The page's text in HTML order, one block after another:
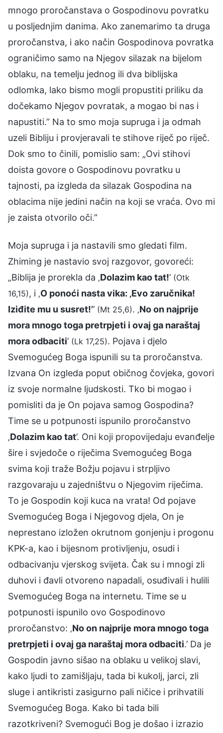
mnogo proročanstava o Gospodinovu povratku
u posljednjim danima. Ako zanemarimo ta druga
proročanstva, i ako način Gospodinova povratka
ograničimo samo na Njegov silazak na bijelom
oblaku, na temelju jednog ili dva biblijska
odlomka, lako bismo mogli propustiti priliku da
dočekamo Njegov povratak, a mogao bi nas i
napustiti.” Na to smo moja supruga i ja odmah
uzeli Bibliju i provjeravali te stihove riječ po riječ.
Dok smo to činili, pomislio sam: „Ovi stihovi
doista govore o Gospodinovu povratku u
tajnosti, pa izgleda da silazak Gospodina na
oblacima nije jedini način na koji se vraća. Ovo mi
je zaista otvorilo oči.”
Moja supruga i ja nastavili smo gledati film.
Zhiming je nastavio svoj razgovor, govoreći:
„Biblija je prorekla da ‚Dolazim kao tat!’ (Otk
16,15) , i ‚O ponoći nasta vika: ‚Evo zaručnika!
Iziđite mu u susret!’’ (Mt 25,6). ‚No on najprije
mora mnogo toga pretrpjeti i ovaj ga naraštaj
mora odbaciti’ (Lk 17,25). Pojava i djelo
Svemogućeg Boga ispunili su ta proročanstva.
Izvana On izgleda poput običnog čovjeka, govori
iz svoje normalne ljudskosti. Tko bi mogao i
pomisliti da je On pojava samog Gospodina?
Time se u potpunosti ispunilo proročanstvo
‚Dolazim kao tat’. Oni koji propovijedaju evanđelje
šire i svjedoče o riječima Svemogućeg Boga
svima koji traže Božju pojavu i strpljivo
razgovaraju u zajedništvu o Njegovim riječima.
To je Gospodin koji kuca na vrata! Od pojave
Svemogućeg Boga i Njegovog djela, On je
neprestano izložen okrutnom gonjenju i progonu
KPK-a, kao i bijesnom protivljenju, osudi i
odbacivanju vjerskog svijeta. Čak su i mnogi zli
duhovi i đavli otvoreno napadali, osuđivali i hulili
Svemogućeg Boga na internetu. Time se u
potpunosti ispunilo ovo Gospodinovo
proročanstvo: ‚No on najprije mora mnogo toga
pretrpjeti i ovaj ga naraštaj mora odbaciti.’ Da je
Gospodin javno sišao na oblaku u velikoj slavi,
kako ljudi to zamišljaju, tada bi kukolj, jarci, zli
sluge i antikristi zasigurno pali ničice i prihvatili
Svemogućeg Boga. Kako bi tada bili
razotkriveni? Svemogući Bog je došao i izrazio